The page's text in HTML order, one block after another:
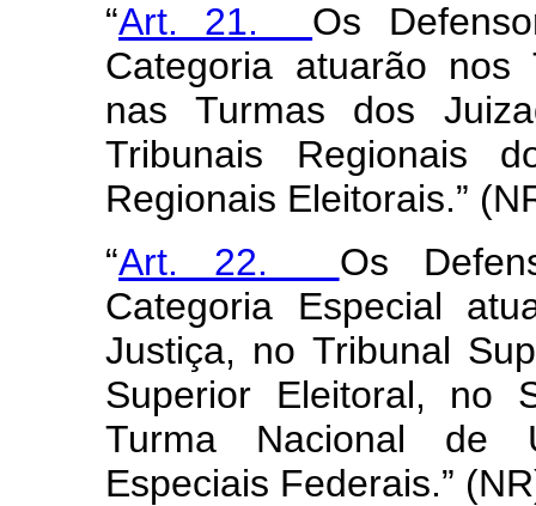
“Art. 21. Os
Categoria atuarão nos
nas Turmas dos
Tribunais Regionais
Regionais Eleitorais.”
“Art. 22. Os
Categoria Especial
Justiça, no Tribunal
Superior Eleitoral, no
Turma Nacional de
Especiais Federais.”